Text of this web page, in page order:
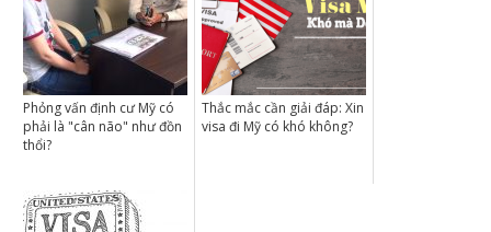
Phỏng vấn định cư Mỹ có
phải là "cân não" như đồn
thổi?
Thắc mắc cần giải đáp: Xin
visa đi Mỹ có khó không?